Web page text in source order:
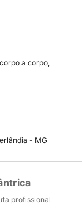
a corpo,
- MG
profissional